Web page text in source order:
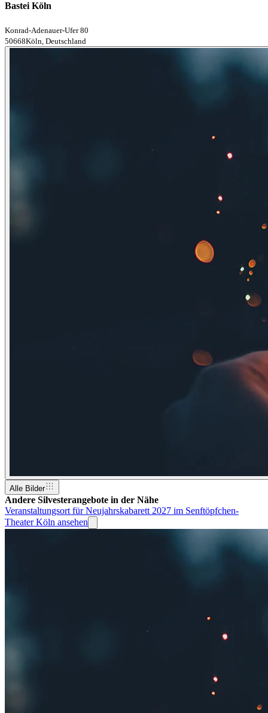
Bastei Köln
Konrad-Adenauer-Ufer 80
50668Köln, Deutschland
Alle Bilder
Andere Silvesterangebote in der Nähe
Veranstaltungsort für Neujahrskabarett 2027 im Senftöpfchen-
Theater Köln ansehen